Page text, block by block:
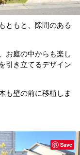
ともと、隙間のある
お庭の中からも楽し
引き立てるデザイン
も壁の前に移植しま
Save